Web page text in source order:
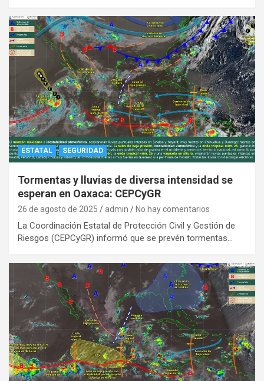
ESTATAL SEGURIDAD
Tormentas y lluvias de diversa intensidad se
esperan en Oaxaca: CEPCyGR
26 de agosto de 2025 admin No hay comentarios
La Coordinación Estatal de Protección Civil y Gestión de
Riesgos (CEPCyGR) informó que se prevén tormentas…